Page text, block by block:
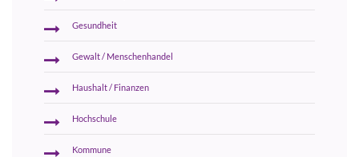
Gesundheit
Gewalt / Menschenhandel
Haushalt / Finanzen
Hochschule
Kommune